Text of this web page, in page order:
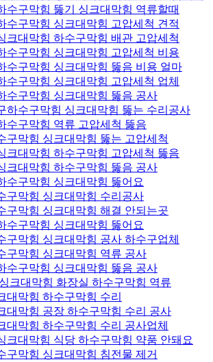
수구막힘 뚫기 싱크대막힘 역류할때
수구막힘 싱크대막힘 고압세척 견적
크대막힘 하수구막힘 배관 고압세척
수구막힘 싱크대막힘 고압세척 비용
수구막힘 싱크대막힘 뚫음 비용 얼마
수구막힘 싱크대막힘 고압세척 업체
수구막힘 싱크대막힘 뚫음 공사
하수구막힘 싱크대막힘 뚫는 수리공사
수구막힘 역류 고압세척 뚫음
구막힘 싱크대막힘 뚫는 고압세척
크대막힘 하수구막힘 고압세척 뚫음
크대막힘 하수구막힘 뚫음 공사
수구막힘 싱크대막힘 뚫어요
구막힘 싱크대막힘 수리공사
구막힘 싱크대막힘 해결 안되는곳
수구막힘 싱크대막힘 뚫어요
구막힘 싱크대막힘 공사 하수구업체
구막힘 싱크대막힘 역류 공사
수구막힘 싱크대막힘 뚫음 공사
크대막힘 화장실 하수구막힘 역류
대막힘 하수구막힘 수리
대막힘 공장 하수구막힘 수리 공사
대막힘 하수구막힘 수리 공사업체
크대막힘 식당 하수구막힘 약품 안돼요
구막힘 싱크대막힘 침전물 제거